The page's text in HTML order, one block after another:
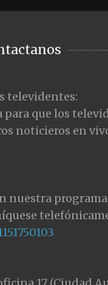
televidentes:
que los
noticieros en
nuestra